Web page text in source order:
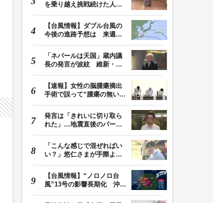
を乗り越え挑戦続けた人
【台風情報】ダブル台風の
今後の進路予想は 来週、
「ネパールは天国」蔵内議
長の発言が波紋 維新・吉
【速報】女性の脳腫瘍摘出
手術で誤って“腫瘍の無い部
発言は「きれいに切り取ら
れた」…地震直後のパーテ
「こんな感じで混ぜればい
い？」悠仁さまが手際よく
【台風情報】“ノロノロ台
風”13号の影響長期化 沖縄